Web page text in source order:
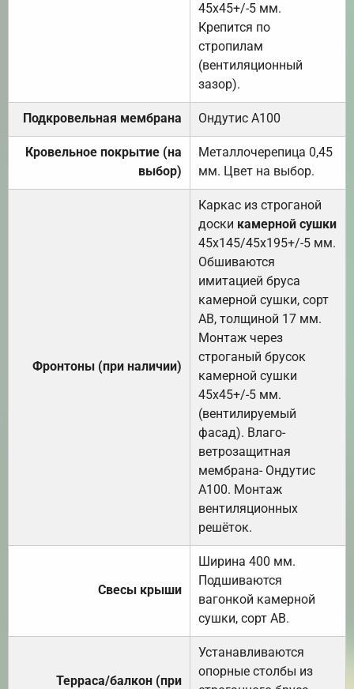
45х45+/-5 мм.
Крепится по
стропилам
(вентиляционный
зазор).
Подкровельная мембрана Ондутис А100
Кровельное покрытие (на
выбор)
Металлочерепица 0,45
мм. Цвет на выбор.
Фронтоны (при наличии)
Каркас из строганой
доски камерной сушки
45х145/45х195+/-5 мм.
Обшиваются
имитацией бруса
камерной сушки, сорт
АВ, толщиной 17 мм.
Монтаж через
строганый брусок
камерной сушки
45х45+/-5 мм.
(вентилируемый
фасад). Влаго-
ветрозащитная
мембрана- Ондутис
А100. Монтаж
вентиляционных
решёток.
Свесы крыши
Ширина 400 мм.
Подшиваются
вагонкой камерной
сушки, сорт АВ.
Терраса/балкон (при
Устанавливаются
опорные столбы из